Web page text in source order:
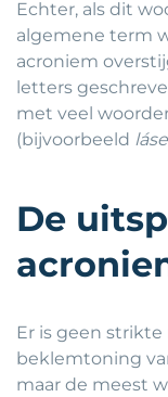
Echter, als dit
algemene term
acroniem
letters
met veel
(bijvoorbeeld
De
Er is geen
beklemtoning
maar de meest